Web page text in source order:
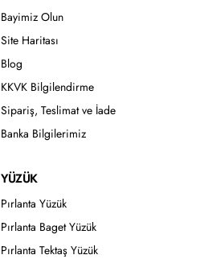
Bayimiz Olun
Site Haritası
Blog
KKVK Bilgilendirme
Sipariş, Teslimat ve İade
Banka Bilgilerimiz
YÜZÜK
Pırlanta Yüzük
Pırlanta Baget Yüzük
Pırlanta Tektaş Yüzük